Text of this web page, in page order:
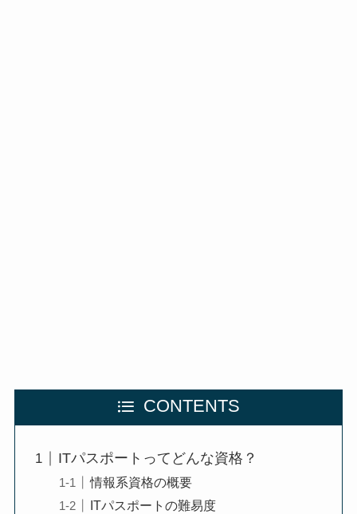
CONTENTS
ITパスポートってどんな資格？
情報系資格の概要
ITパスポートの難易度